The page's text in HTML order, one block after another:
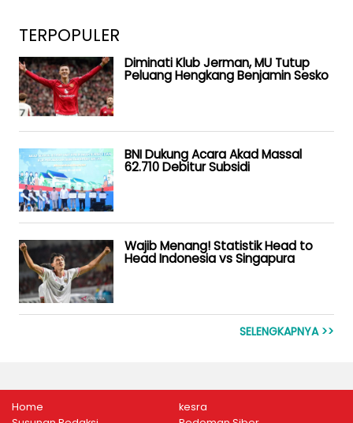
TERPOPULER
Diminati Klub Jerman, MU Tutup
Peluang Hengkang Benjamin Sesko
BNI Dukung Acara Akad Massal
62.710 Debitur Subsidi
Wajib Menang! Statistik Head to
Head Indonesia vs Singapura
SELENGKAPNYA >>
Home
kesra